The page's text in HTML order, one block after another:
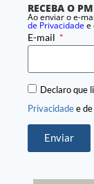
RECEBA O
Ao enviar o e-
de Privacidadee
E-mail
Declaro que
Privacidadee de
Enviar